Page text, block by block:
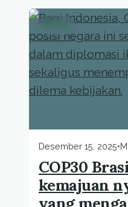
COP30
Desember 15, 2025•
COP30
kemajuan